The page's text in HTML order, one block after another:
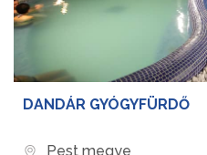
DANDÁR GYÓGYFÜRDŐ
Pest megye